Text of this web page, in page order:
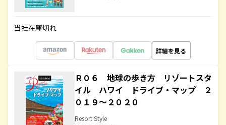
当社在庫切れ
詳細を見る
Ｒ０６ 地球の歩き方 リゾートスタ
イル ハワイ ドライブ・マップ ２
０１９～２０２０
Resort Style